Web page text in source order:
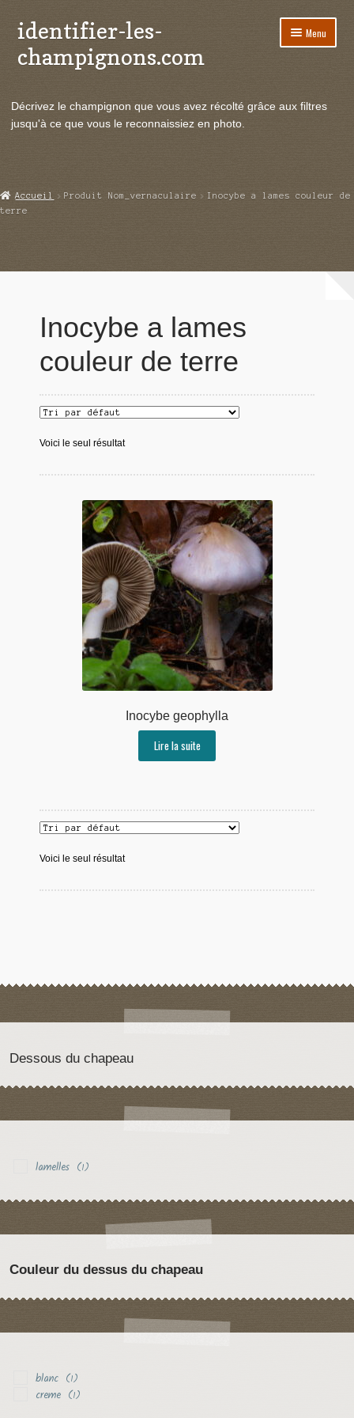
Aller
à
la
Aller
au
contenu
identifier-les-
champignons.com
Menu
le
Actualités
menu
Echanges et contacts
Ouvrir
Décrivez le champignon que vous avez récolté grâce aux filtres
jusqu'à ce que vous le reconnaissiez en photo.
Accueil Produit Nom_vernaculaire
Inocybe a lames couleur de
terre
Inocybe a lames
couleur de terre
Voici le seul résultat
Inocybe geophylla
Lire la suite
Voici le seul résultat
Dessous du chapeau
lamelles (1)
Couleur du dessus du chapeau
blanc (1)
creme (1)